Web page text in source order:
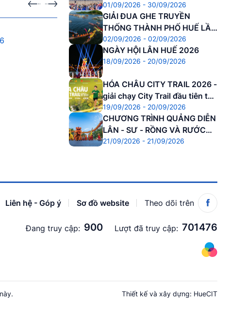
ra Sự kiện sắp diễn ra
30.08.2026 - 01.09.2026
HUẾ WONDERVERSE FEST 2026 - Với
chủ đề "City Awakening – Đánh thức Di
sản"
NAM
01/09/2026 - 30/09/2026
DANH DỰ
02/09/2026 - 02/09/2026
GIẢI ĐUA GHE TRUYỀN
THỐNG THÀNH PHỐ HUẾ LẦN
THỨ 37 NĂM 2026
18/09/2026 - 20/09/2026
NGÀY HỘI LÂN HUẾ 2026
19/09/2026 - 20/09/2026
HÓA CHÂU CITY TRAIL 2026 -
giải chạy City Trail đầu tiên tại
Cố đô
21/09/2026 - 21/09/2026
CHƯƠNG TRÌNH QUẢNG DIỄN
LÂN - SƯ - RỒNG VÀ RƯỚC
ĐÈN TRUNG THU
Liên hệ - Góp ý Sơ đồ website Theo dõi trên
Đang truy cập: 900 Lượt đã truy cập: 701476
Thiết kế và xây dựng: HueCIT